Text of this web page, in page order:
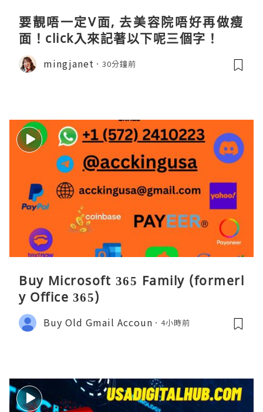
要靚唔一定V面, 去美容院唔好再做瘦
面！click入來記著以下呢三個字！
mingjanet 30分鐘前
Buy Microsoft 365 Family (formerl
y Office 365)
Buy Old Gmail Accoun 4小時前